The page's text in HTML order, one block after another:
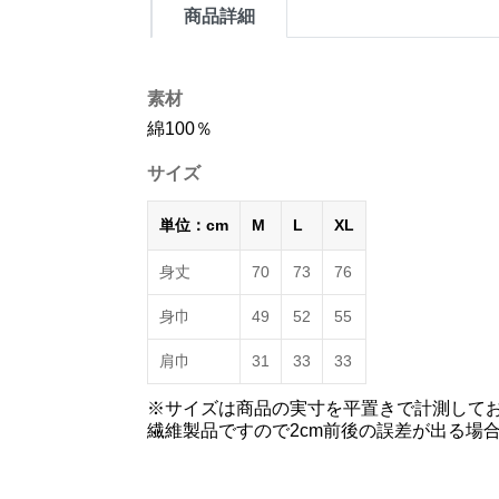
商品詳細
素材
綿100％
サイズ
単位：cm M L XL
身丈 70 73 76
身巾 49 52 55
肩巾 31 33 33
※サイズは商品の実寸を平置きで計測して
繊維製品ですので2cm前後の誤差が出る場